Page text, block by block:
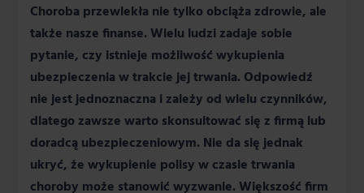
Choroba przewlekła nie tylko obciąża zdrowie, ale
także nasze finanse. Wielu ludzi zadaje sobie
pytanie, czy istnieje możliwość wykupienia
ubezpieczenia w trakcie jej trwania. Odpowiedź
nie jest jednoznaczna i zależy od wielu czynników,
dlatego zawsze warto skonsultować się z firmą lub
doradcą ubezpieczeniowym. Nie da się jednak
ukryć, że wykupienie polisy w czasie trwania
choroby może stanowić wyzwanie. Większość firm